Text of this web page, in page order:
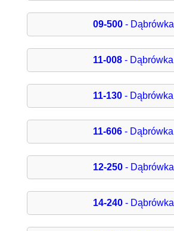
09-500- Dąbrówka
11-008 - Dąbrówka
11-130 - Dąbrówka
11-606 - Dąbrówka
12-250- Dąbrówka
14-240- Dąbrówka